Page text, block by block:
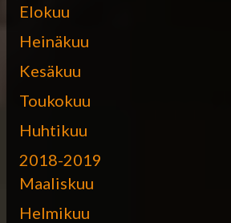
Elokuu
Heinäkuu
Kesäkuu
Toukokuu
Huhtikuu
2018-2019
Maaliskuu
Helmikuu